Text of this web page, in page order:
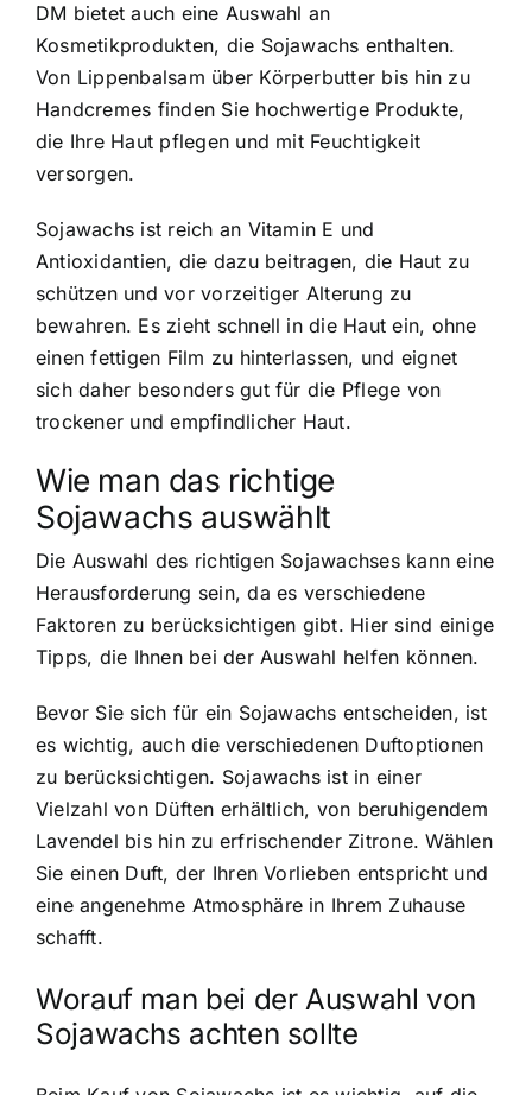
DM bietet auch eine Auswahl an
Kosmetikprodukten, die Sojawachs enthalten.
Von Lippenbalsam über Körperbutter bis hin zu
Handcremes finden Sie hochwertige Produkte,
die Ihre Haut pflegen und mit Feuchtigkeit
versorgen.
Sojawachs ist reich an Vitamin E und
Antioxidantien, die dazu beitragen, die Haut zu
schützen und vor vorzeitiger Alterung zu
bewahren. Es zieht schnell in die Haut ein, ohne
einen fettigen Film zu hinterlassen, und eignet
sich daher besonders gut für die Pflege von
trockener und empfindlicher Haut.
Wie man das richtige
Sojawachs auswählt
Die Auswahl des richtigen Sojawachses kann eine
Herausforderung sein, da es verschiedene
Faktoren zu berücksichtigen gibt. Hier sind einige
Tipps, die Ihnen bei der Auswahl helfen können.
Bevor Sie sich für ein Sojawachs entscheiden, ist
es wichtig, auch die verschiedenen Duftoptionen
zu berücksichtigen. Sojawachs ist in einer
Vielzahl von Düften erhältlich, von beruhigendem
Lavendel bis hin zu erfrischender Zitrone. Wählen
Sie einen Duft, der Ihren Vorlieben entspricht und
eine angenehme Atmosphäre in Ihrem Zuhause
schafft.
Worauf man bei der Auswahl von
Sojawachs achten sollte